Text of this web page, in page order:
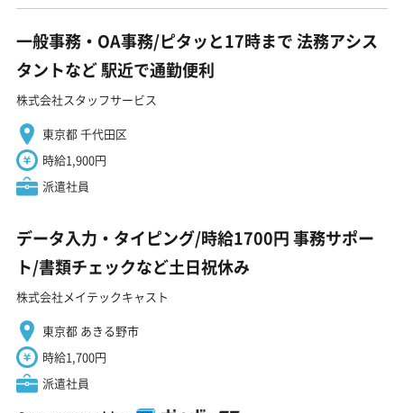
一般事務・OA事務/ピタッと17時まで 法務アシス
タントなど 駅近で通勤便利
株式会社スタッフサービス
東京都 千代田区
時給1,900円
派遣社員
データ入力・タイピング/時給1700円 事務サポー
ト/書類チェックなど土日祝休み
株式会社メイテックキャスト
東京都 あきる野市
時給1,700円
派遣社員